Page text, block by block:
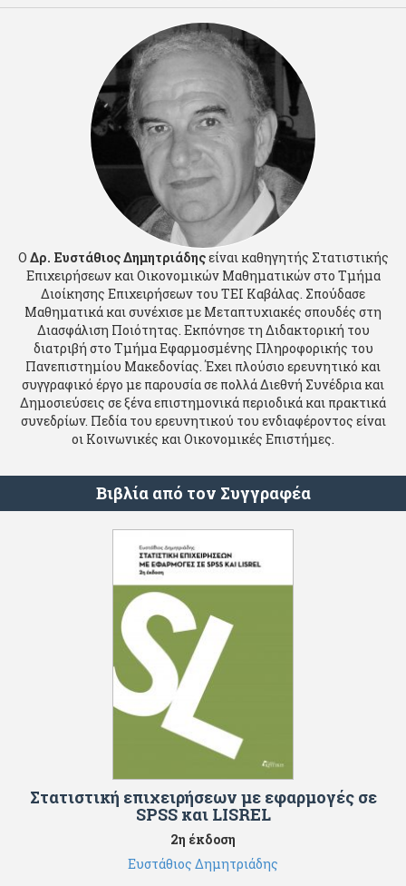
Ο Δρ. Ευστάθιος Δημητριάδηςείναι καθηγητής Στατιστικής
Επιχειρήσεων και Οικονομικών Μαθηματικών στο Τμήμα
Διοίκησης Επιχειρήσεων του ΤΕΙ Καβάλας. Σπούδασε
Μαθηματικά και συνέχισε με Μεταπτυχιακές σπουδές στη
Διασφάλιση Ποιότητας. Εκπόνησε τη Διδακτορική του
διατριβή στο Τμήμα Εφαρμοσμένης Πληροφορικής του
Πανεπιστημίου Μακεδονίας. Έχει πλούσιο ερευνητικό και
συγγραφικό έργο με παρουσία σε πολλά Διεθνή Συνέδρια και
Δημοσιεύσεις σε ξένα επιστημονικά περιοδικά και πρακτικά
συνεδρίων. Πεδία του ερευνητικού του ενδιαφέροντος είναι
οι Κοινωνικές και Οικονομικές Επιστήμες.
Βιβλία από τον Συγγραφέα
Στατιστική επιχειρήσεων με εφαρμογές σε
SPSS και LISREL
2η έκδοση
Ευστάθιος Δημητριάδης